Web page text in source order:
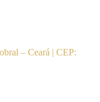
– Ceará | CEP: